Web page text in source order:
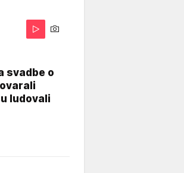
svadbe o
ludovali